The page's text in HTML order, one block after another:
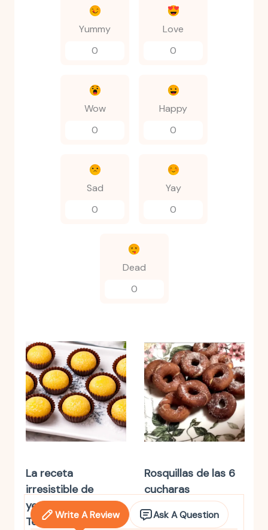
Yummy
0
Love
0
Wow
0
Happy
0
Sad
0
Yay
0
Dead
0
La receta
irresistible de
yemas de Santa
Teresa que te hará
Rosquillas de las 6
cucharas
irresistibles : la
receta casera
Write A Review Ask A Question